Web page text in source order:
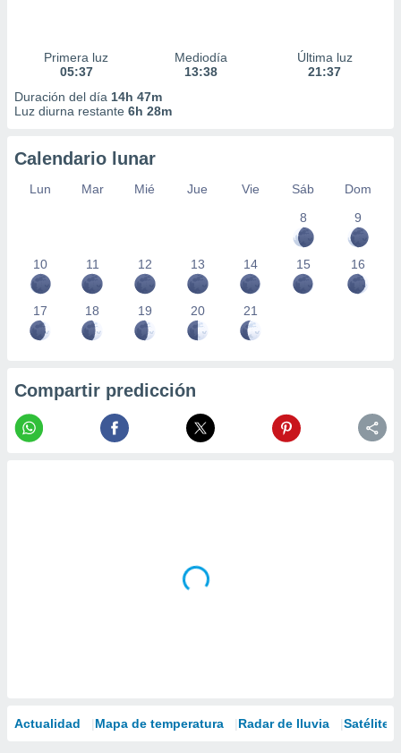
Primera luz
05:37
Mediodía
13:38
Última luz
21:37
Duración del día 14h 47m
Luz diurna restante 6h 28m
Calendario lunar
Lun Mar Mié Jue Vie Sáb
Dom
8
9
10 11 12 13 14 15 16
17 18 19 20 21
Compartir predicción
Actualidad Mapa de temperatura Radar de lluvia Satélites